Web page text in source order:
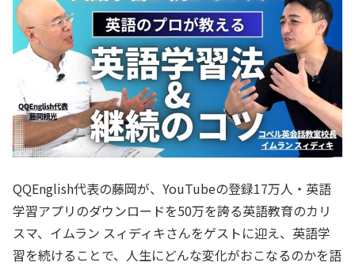
QQEnglish代表の藤岡が、YouTubeの登録17万人・英語
学習アプリのダウンロードを50万を誇る英語教育のカリ
スマ、イムラン スィディキさんをゲストに迎え、英語学
習を続けることで、人生にどんな変化がおこなるのかを語